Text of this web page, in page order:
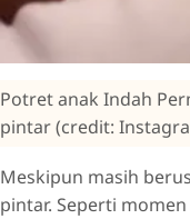
Potret anak Indah
pintar (credit:
Meskipun masih
pintar. Seperti